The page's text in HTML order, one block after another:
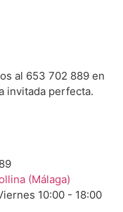
al 653 702 889 en
invitada perfecta.
(Málaga)
10:00 - 18:00